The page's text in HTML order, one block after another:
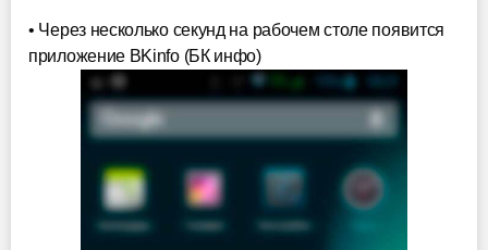
• Через несколько секунд на рабочем столе появится
приложение BKinfo (БК инфо)